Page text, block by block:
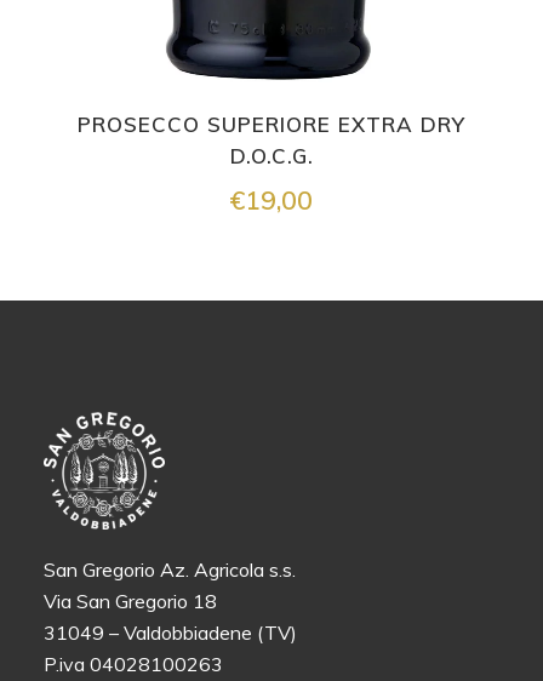
PROSECCO SUPERIORE EXTRA DRY
D.O.C.G.
€19,00
San Gregorio Az. Agricola s.s.
Via San Gregorio 18
31049 – Valdobbiadene (TV)
P.iva 04028100263